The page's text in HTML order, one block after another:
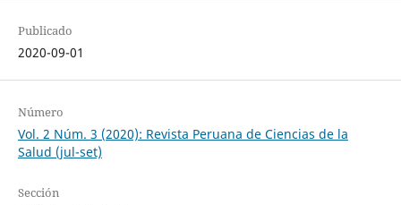
Publicado
2020-09-01
Número
Vol. 2 Núm. 3 (2020): Revista Peruana de Ciencias de la
Salud (jul-set)
Sección